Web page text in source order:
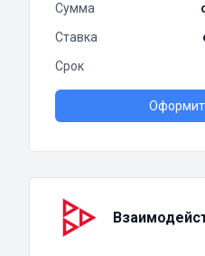
Сумма
Ставка
Срок